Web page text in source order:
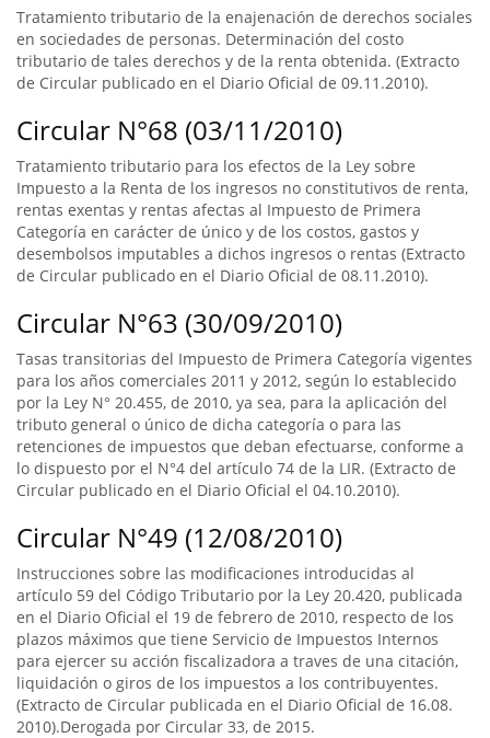
Tratamiento tributario de la enajenación de derechos sociales
en sociedades de personas. Determinación del costo
tributario de tales derechos y de la renta obtenida. (Extracto
de Circular publicado en el Diario Oficial de 09.11.2010).
Circular N°68 (03/11/2010)
Tratamiento tributario para los efectos de la Ley sobre
Impuesto a la Renta de los ingresos no constitutivos de renta,
rentas exentas y rentas afectas al Impuesto de Primera
Categoría en carácter de único y de los costos, gastos y
desembolsos imputables a dichos ingresos o rentas (Extracto
de Circular publicado en el Diario Oficial de 08.11.2010).
Circular N°63 (30/09/2010)
Tasas transitorias del Impuesto de Primera Categoría vigentes
para los años comerciales 2011 y 2012, según lo establecido
por la Ley N° 20.455, de 2010, ya sea, para la aplicación del
tributo general o único de dicha categoría o para las
retenciones de impuestos que deban efectuarse, conforme a
lo dispuesto por el N°4 del artículo 74 de la LIR. (Extracto de
Circular publicado en el Diario Oficial el 04.10.2010).
Circular N°49 (12/08/2010)
Instrucciones sobre las modificaciones introducidas al
artículo 59 del Código Tributario por la Ley 20.420, publicada
en el Diario Oficial el 19 de febrero de 2010, respecto de los
plazos máximos que tiene Servicio de Impuestos Internos
para ejercer su acción fiscalizadora a traves de una citación,
liquidación o giros de los impuestos a los contribuyentes.
(Extracto de Circular publicada en el Diario Oficial de 16.08.
2010).Derogada por Circular 33, de 2015.